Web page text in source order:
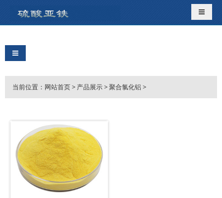
导航切
导航切换
当前位置： 网站首页> 产品展示>聚合氯化铝 >